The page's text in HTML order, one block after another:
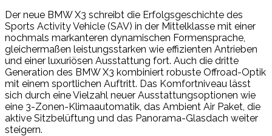
Der neue BMW X3 schreibt die Erfolgsgeschichte des
Sports Activity Vehicle (SAV) in der Mittelklasse mit einer
nochmals markanteren dynamischen Formensprache,
gleichermaßen leistungsstarken wie effizienten Antrieben
und einer luxuriösen Ausstattung fort. Auch die dritte
Generation des BMW X3 kombiniert robuste Offroad-Optik
mit einem sportlichen Auftritt. Das Komfortniveau lässt
sich durch eine Vielzahl neuer Ausstattungsoptionen wie
eine 3-Zonen-Klimaautomatik, das Ambient Air Paket, die
aktive Sitzbelüftung und das Panorama-Glasdach weiter
steigern.